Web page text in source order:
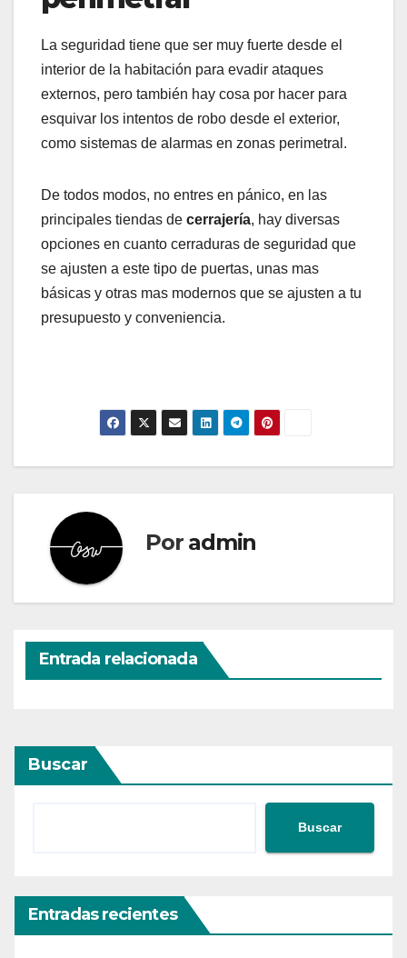
La seguridad tiene que ser muy fuerte desde el
interior de la habitación para evadir ataques
externos, pero también hay cosa por hacer para
esquivar los intentos de robo desde el exterior,
como sistemas de alarmas en zonas perimetral.
De todos modos, no entres en pánico, en las
principales tiendas de cerrajería, hay diversas
opciones en cuanto cerraduras de seguridad que
se ajusten a este tipo de puertas, unas mas
básicas y otras mas modernos que se ajusten a tu
presupuesto y conveniencia.
Por admin
Entrada relacionada
Buscar
Buscar
Entradas recientes